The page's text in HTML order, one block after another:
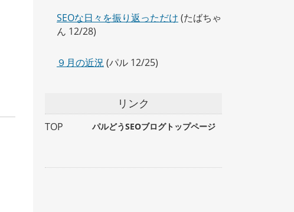
SEOな日々を振り返っただけ (たばちゃ
ん 12/28)
９月の近況 (パル 12/25)
リンク
TOP パルどうSEOブログトップページ